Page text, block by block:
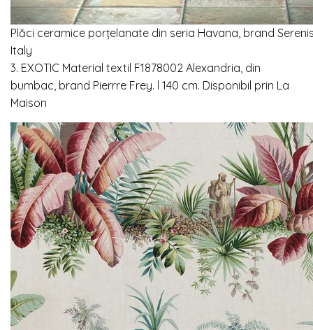
Plăci ceramice porțelanate din seria Havana, brand
Italy
3. EXOTIC Material textil F1878002 Alexandria, din
bumbac, brand Pierrre Frey. l 140 cm. Disponibil prin La
Maison